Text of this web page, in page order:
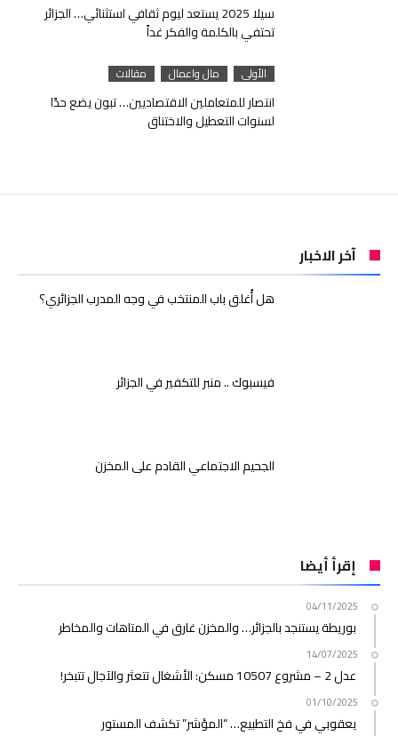
سيلا 2025 يستعد ليوم ثقافي استثنائي… الجزائر
تحتفي بالكلمة والفكر غداً
الأولى مال واعمال مقالات
انتصار للمتعاملين الاقتصاديين… تبون يضع حدًا
لسنوات التعطيل والاختناق
آخر الاخبار
هل أُغلق باب المنتخب في وجه المدرب الجزائري؟
فيسبوك .. منبر للتكفير في الجزائر
الجحيم الاجتماعي القادم على المخزن
إقرأ أيضا
04/11/2025
بوريطة يستنجد بالجزائر… والمخزن غارق في المتاهات والمخاطر
14/07/2025
عدل 2 – مشروع 10507 مسكن: الأشغال تتعثر والآجال تتبخر!
01/10/2025
يعقوبي في فخ التطبيع… “المؤشر” تكشف المستور